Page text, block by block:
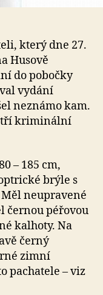
který dne 27.
Husově
do pobočky
vydání
neznámo kam.
kriminální
– 185 cm,
brýle s
neupravené
černou péřovou
kalhoty. Na
černý
zimní
pachatele – viz